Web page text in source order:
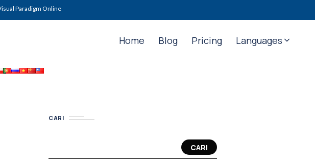
Paradigm Online
Home Blog Pricing Languages
CARI
CARI